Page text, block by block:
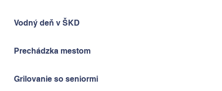
Vodný deň v ŠKD
Prechádzka mestom
Grilovanie so seniormi